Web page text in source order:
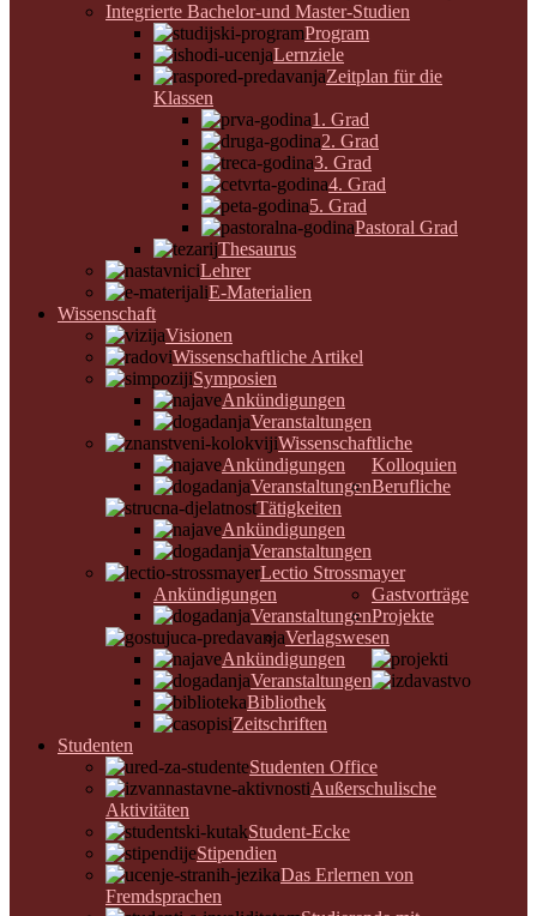
Integrierte Bachelor-und Master-Studien
Program
Lernziele
Zeitplan für die
Klassen
1. Grad
2. Grad
3. Grad
4. Grad
5. Grad
Pastoral Grad
Thesaurus
Lehrer
E-Materialien
Wissenschaft
Visionen
Wissenschaftliche Artikel
Symposien
Ankündigungen
Veranstaltungen
Wissenschaftliche
Kolloquien
Ankündigungen
VeranstaltungenBerufliche
Tätigkeiten
Ankündigungen
Veranstaltungen
Lectio Strossmayer
Ankündigungen
Veranstaltungen
Gastvorträge
Ankündigungen
Veranstaltungen
Projekte
Verlagswesen
Bibliothek
Zeitschriften
Studenten
Studenten Office
Außerschulische
Aktivitäten
Student-Ecke
Stipendien
Das Erlernen von
Fremdsprachen